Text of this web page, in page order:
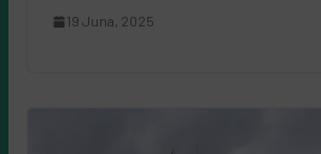
19 Juna, 2025